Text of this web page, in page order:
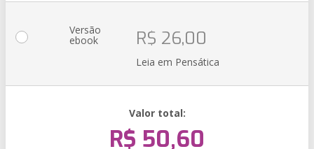
Versão
ebook R$ 26,00
Leia em Pensática
Valor total:
R$ 50,60